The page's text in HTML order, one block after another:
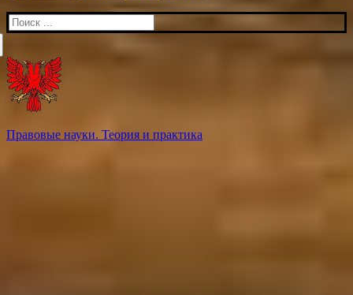
Искать:
Правовые науки. Теория и практика